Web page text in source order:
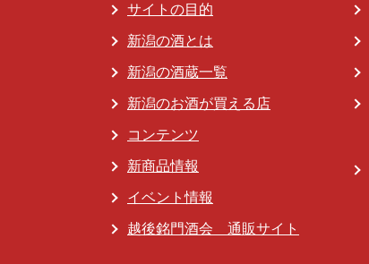
サイトの目的
新潟の酒とは
新潟の酒蔵一覧
新潟のお酒が買える店
コンテンツ
新商品情報
イベント情報
越後銘門酒会 通販サイト